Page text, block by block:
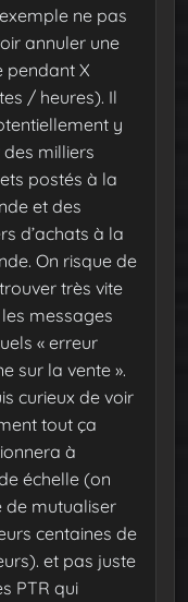
ne pas
annuler une
pendant X
/ heures). Il
y
milliers
postés à la
et des
d’achats à la
On risque de
très vite
messages
« erreur
sur la vente ».
curieux de voir
tout ça
à
échelle (on
de mutualiser
centaines de
et pas juste
PTR qui